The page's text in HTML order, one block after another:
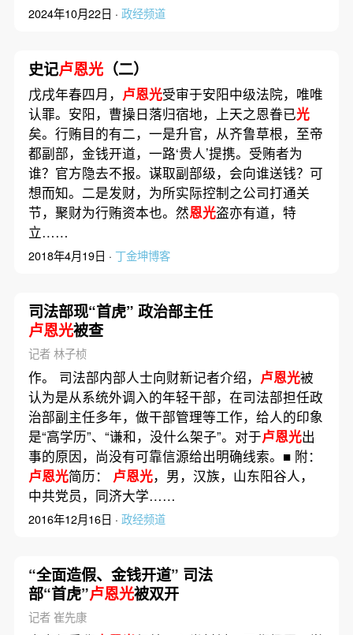
2024年10月22日 · 政经频道
史记卢恩光（二）
戊戌年春四月， 卢恩光受审于安阳中级法院，唯唯
认罪。安阳，曹操日落归宿地，上天之恩眷已光
矣。行贿目的有二，一是升官，从齐鲁草根，至帝
都副部，金钱开道，一路‘贵人’提携。受贿者为
谁？官方隐去不报。谋取副部级，会向谁送钱？可
想而知。二是发财，为所实际控制之公司打通关
节，聚财为行贿资本也。然恩光盗亦有道，特
立……
2018年4月19日 · 丁金坤博客
司法部现“首虎” 政治部主任
卢恩光被查
记者 林子桢
作。 司法部内部人士向财新记者介绍， 卢恩光被
认为是从系统外调入的年轻干部，在司法部担任政
治部副主任多年，做干部管理等工作，给人的印象
是“高学历”、“谦和，没什么架子”。对于卢恩光出
事的原因，尚没有可靠信源给出明确线索。■ 附：
卢恩光简历： 卢恩光，男，汉族，山东阳谷人，
中共党员，同济大学……
2016年12月16日 · 政经频道
“全面造假、金钱开道” 司法
部“首虎”卢恩光被双开
记者 崔先康